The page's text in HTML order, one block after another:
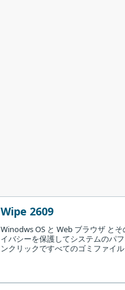
Wipe 2609
Winodws OS と Web ブラウザ と
イバシーを保護してシステムのパ
ンクリックですべてのゴミファイル